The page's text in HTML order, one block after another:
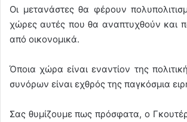
Οι μετανάστες θα φέρουν
χώρες αυτές που θα αναπτυχθούν και
από οικονομικά.
Όποια χώρα είναι εναντίον της
συνόρων είναι εχθρός της παγκόσμια
Σας θυμίζουμε πως πρόσφατα, ο